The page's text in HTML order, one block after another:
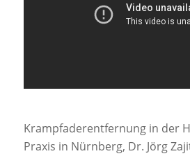
Krampfaderentfernung in der
Praxis in Nürnberg, Dr. Jörg